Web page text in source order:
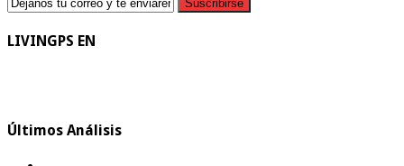
LIVINGPS EN
Últimos Análisis